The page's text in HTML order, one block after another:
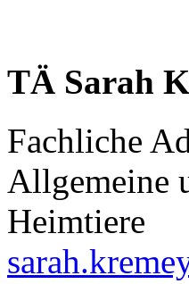
TÄ Sarah
Fachliche
Allgemeine
Heimtiere